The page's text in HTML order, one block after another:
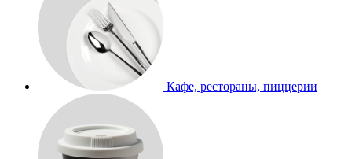
Кафе, рестораны, пиццерии